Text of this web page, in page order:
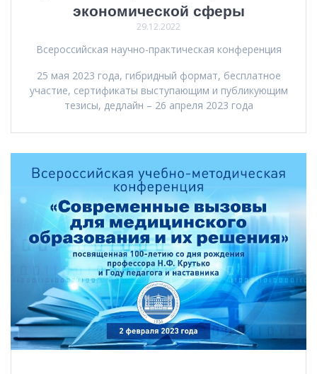
экономической сферы
29.12.2022
Всероссийская научно-практическая конференция
25 мая 2023 года, гибридный формат, бесплатное
участие, сертификаты выступающим и публикующим
тезисы, дедлайн – 26 апреля 2023 года